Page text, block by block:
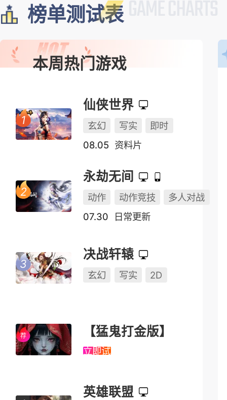
榜单测试表
本周热门游戏
仙侠世界
玄幻 写实
即时
08.05 资料片
永劫无间
动作 动作竞技
多人对战
07.30
日常更新
决战轩辕
玄幻 写实 2D
【猛鬼打金版】
立即试玩
英雄联盟